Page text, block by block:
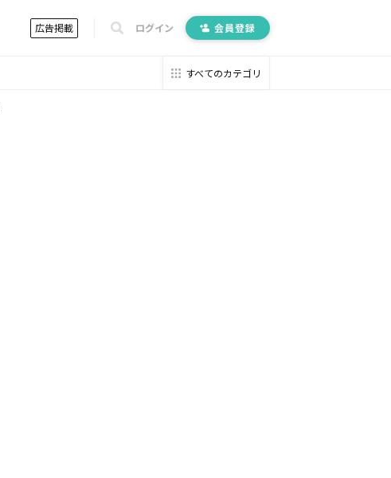
広告掲載 ログイン 会員登録
すべてのカテゴリ